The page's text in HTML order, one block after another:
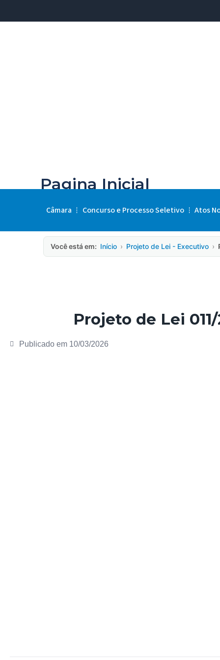
Pagina Inicial
Câmara Concurso e Processo Seletivo Atos
Você está em: Início › Projeto de Lei - Executivo ›
Projeto de Lei
Publicado em 10/03/2026